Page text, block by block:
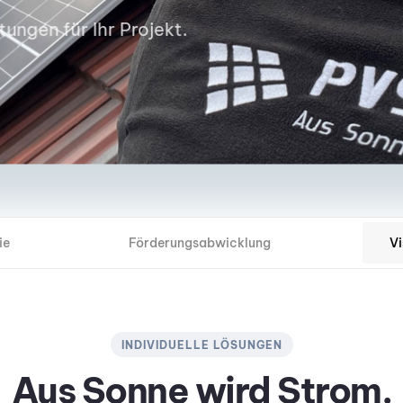
für Ihr Projekt.
Förderungsabwicklung
INDIVIDUELLE LÖSUNGEN
Aus Sonne wird Strom.